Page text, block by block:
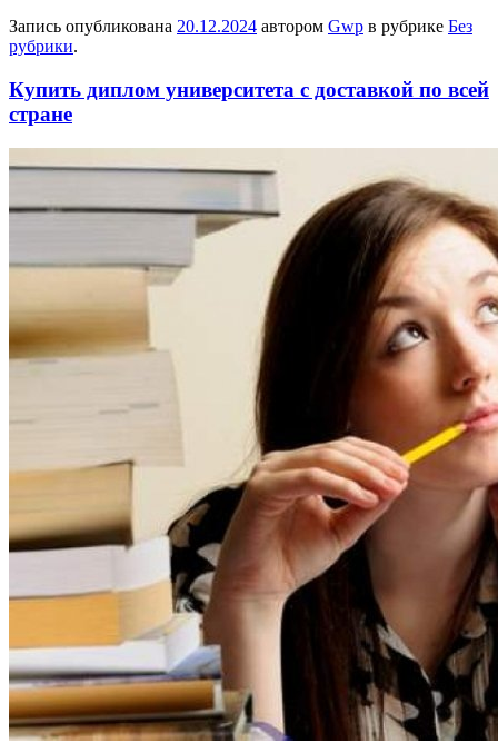
Запись опубликована 20.12.2024 автором Gwp в рубрике Без
рубрики.
Купить диплом университета с доставкой по всей
стране